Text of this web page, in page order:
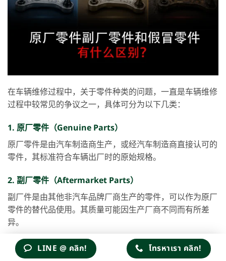
在车辆维修过程中，关于零件种类的问题，一直是车辆维修
过程中较常见的争议之一，具体可分为以下几类：
1. 原厂零件（Genuine Parts）
原厂零件是由汽车制造商生产，或经汽车制造商直接认可的
零件，其标准符合车辆出厂时的原始规格。
2. 副厂零件（Aftermarket Parts）
副厂件是由其他非汽车品牌厂商生产的零件，可以作为原厂
零件的替代品使用。其质量可能因生产厂商不同而有所差
异。
3. 假冒零件（Counterfeit Parts）
LINE @ คลิก! โทรหาเรา คลิก!